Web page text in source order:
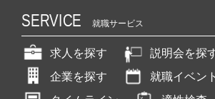
SERVICE 就職サービス
求人を探す
説明会を探
企業を探す
就職イベン